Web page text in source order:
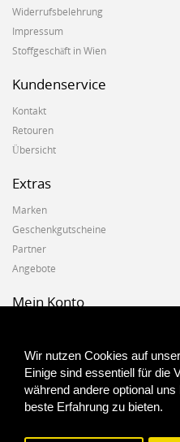
Wir nutzen Cookies auf
Einige sind essentiell für die
während andere optional uns
beste Erfahrung zu bieten.
Widerrufsbelehrung
Impressum
Stoffgeschäft in Wien
Kundenservice
Kontakt
Retouren
Übersicht
Extras
Marken
Geschenkgutscheine
Partner
Angebote
Mein Konto
Auftragshistorie
Wunschzettel
Newsletter